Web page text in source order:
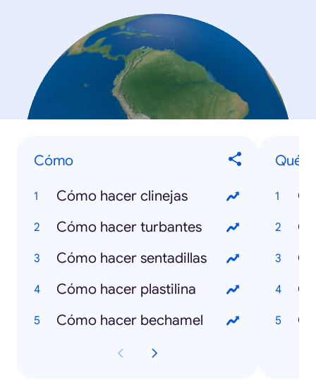
Cómo
Cómo hacer clinejas
Cómo hacer turbantes
Cómo hacer sentadillas
Cómo hacer plastilina
Cómo hacer bechamel
Qué